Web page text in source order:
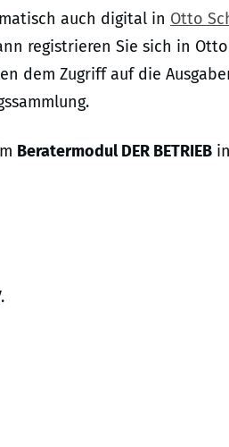
auch digital in Otto
registrieren Sie sich in
dem Zugriff auf die
Beratermodul DER BETRIEB